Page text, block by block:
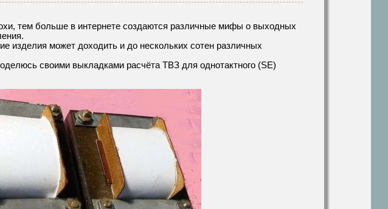
тем больше в интернете создаются различные мифы о выходных
изделия может доходить и до нескольких сотен различных
своими выкладками расчёта ТВЗ для однотактного (SE)